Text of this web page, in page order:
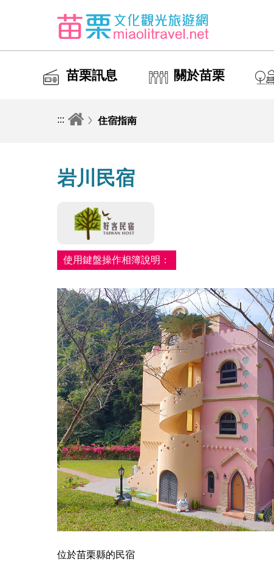
苗栗訊息 關於苗栗
::: 住宿指南
岩川民宿
使用鍵盤操作相簿說明：
位於苗栗縣的民宿